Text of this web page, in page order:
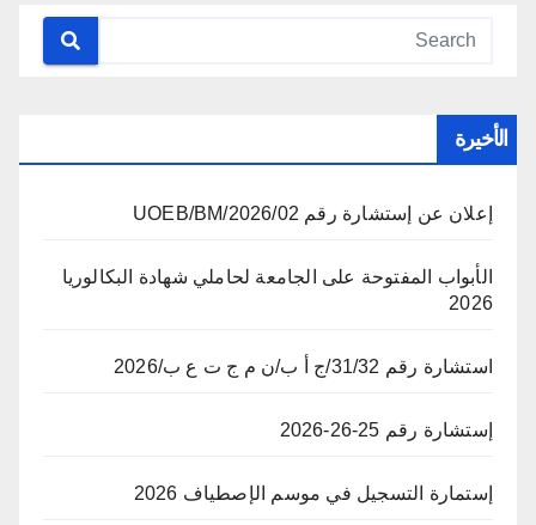
الأخيرة
إعلان عن إستشارة رقم 02/UOEB/BM/2026
الأبواب المفتوحة على الجامعة لحاملي شهادة البكالوريا
2026
استشارة رقم 31/32/ج أ ب/ن م ج ت ع ب/2026
إستشارة رقم 25-26-2026
إستمارة التسجيل في موسم الإصطياف 2026